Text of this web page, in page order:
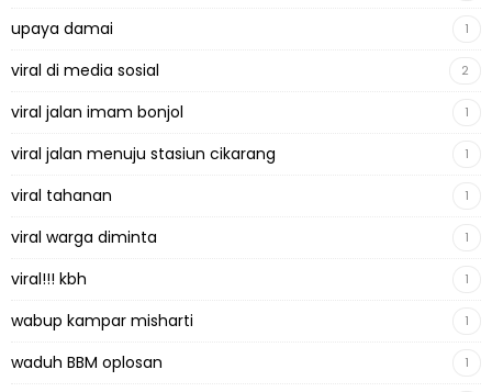
upaya damai 1
viral di media sosial 2
viral jalan imam bonjol 1
viral jalan menuju stasiun cikarang 1
viral tahanan 1
viral warga diminta 1
viral!!! kbh 1
wabup kampar misharti 1
waduh BBM oplosan 1